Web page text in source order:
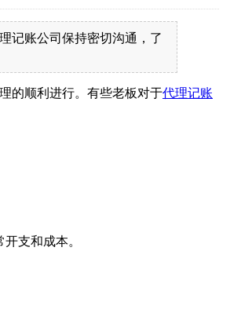
记账公司保持密切沟通，了
的顺利进行。有些老板对于代理记账
支和成本。